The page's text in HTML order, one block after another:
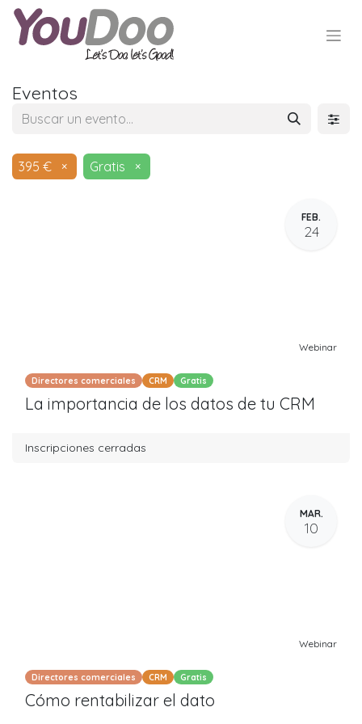
Eventos
395 € × Gratis ×
FEB.
24
Webinar
Directores comerciales CRM Gratis
La importancia de los datos de tu CRM
Inscripciones cerradas
MAR.
10
Webinar
Directores comerciales CRM Gratis
Cómo rentabilizar el dato